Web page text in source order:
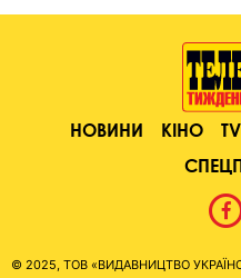
НОВИНИ КІНО TV
© 2025, ТОВ «ВИДАВНИЦТВО